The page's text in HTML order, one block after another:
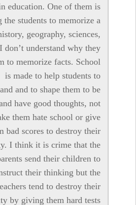
education. One of them is
the students to memorize a
geography, sciences,
don’t understand why they
to memorize facts. School
is made to help students to
and to shape them to be
have good thoughts, not
them hate school or give
bad scores to destroy their
I think it is crime that the
send their children to
their thinking but the
tend to destroy their
by giving them hard tests